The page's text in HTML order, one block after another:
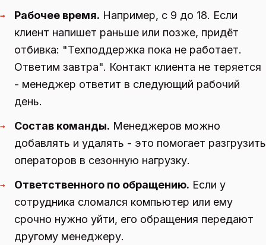
→ Рабочее время. Например, с 9 до 18. Если
клиент напишет раньше или позже, придёт
отбивка: "Техподдержка пока не работает.
Ответим завтра". Контакт клиента не теряется
- менеджер ответит в следующий рабочий
день.
→ Состав команды. Менеджеров можно
добавлять и удалять - это помогает разгрузить
операторов в сезонную нагрузку.
→ Ответственного по обращению. Если у
сотрудника сломался компьютер или ему
срочно нужно уйти, его обращения передают
другому менеджеру.